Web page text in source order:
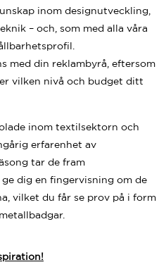
inom designutveckling,
– och, som med alla våra
med din reklambyrå, eftersom
vilken nivå och budget ditt
inom textilsektorn och
erfarenhet av
tar de fram
dig en fingervisning om de
vilket du får se prov på i form